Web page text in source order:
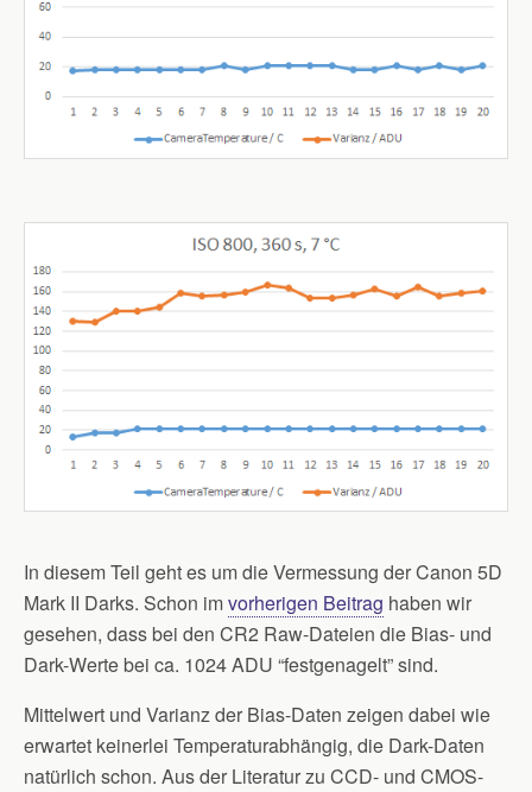
In diesem Teil geht es um die Vermessung der Canon 5D
Mark II Darks. Schon imvorherigen Beitrag haben wir
gesehen, dass bei den CR2 Raw-Dateien die Bias- und
Dark-Werte bei ca. 1024 ADU “festgenagelt” sind.
Mittelwert und Varianz der Bias-Daten zeigen dabei wie
erwartet keinerlei Temperaturabhängig, die Dark-Daten
natürlich schon. Aus der Literatur zu CCD- und CMOS-